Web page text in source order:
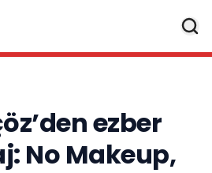
ezber
No Makeup,